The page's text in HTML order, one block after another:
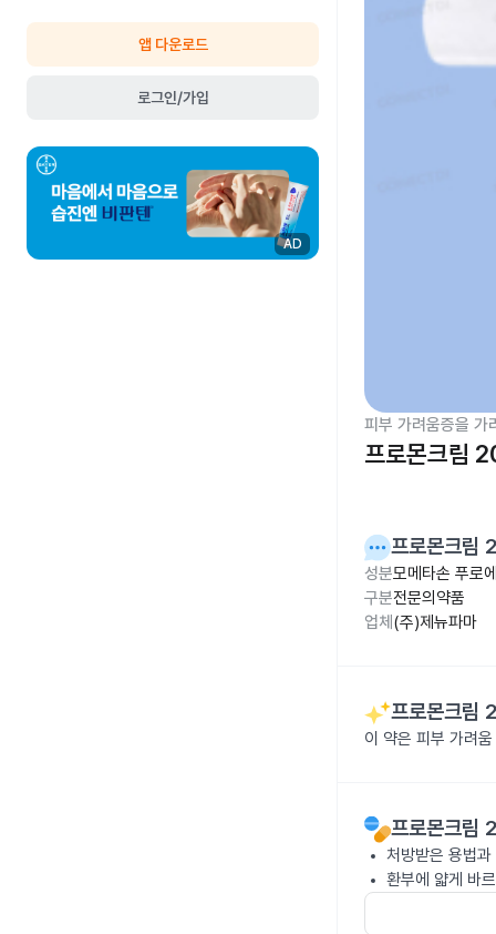
앱 다운로드
로그인/가입
AD
피부 가려움증을 가
프로몬크림
프로몬크림
성분모메타손 푸로
구분전문의약품
업체 (주)제뉴파마
프로몬크림
이 약은 피부 가려
프로몬크림
처방받은 용법
환부에 얇게 바